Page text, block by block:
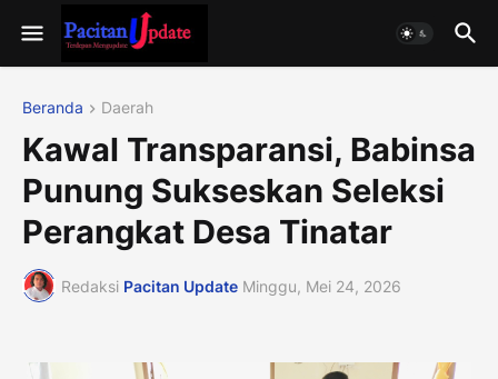
Beranda Daerah
Kawal Transparansi, Babinsa
Punung Sukseskan Seleksi
Perangkat Desa Tinatar
Redaksi Pacitan Update Minggu, Mei 24, 2026